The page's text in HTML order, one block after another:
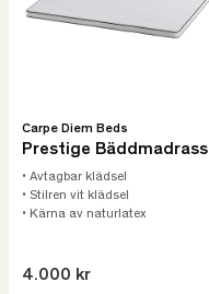
Carpe Diem Beds
Prestige Bäddmadrass
• Avtagbar klädsel
• Stilren vit klädsel
• Kärna av naturlatex
4.000 kr